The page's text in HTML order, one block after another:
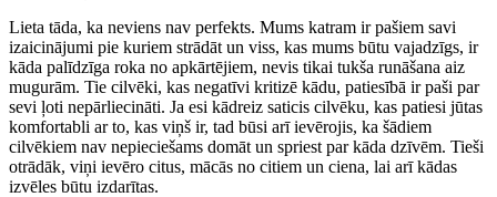
Lieta tāda, ka neviens nav perfekts. Mums katram ir pašiem savi
izaicinājumi pie kuriem strādāt un viss, kas mums būtu vajadzīgs, ir
kāda palīdzīga roka no apkārtējiem, nevis tikai tukša runāšana aiz
mugurām. Tie cilvēki, kas negatīvi kritizē kādu, patiesībā ir paši par
sevi ļoti nepārliecināti. Ja esi kādreiz saticis cilvēku, kas patiesi jūtas
komfortabli ar to, kas viņš ir, tad būsi arī ievērojis, ka šādiem
cilvēkiem nav nepieciešams domāt un spriest par kāda dzīvēm. Tieši
otrādāk, viņi ievēro citus, mācās no citiem un ciena, lai arī kādas
izvēles būtu izdarītas.